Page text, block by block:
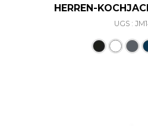
HERREN-
UGS :